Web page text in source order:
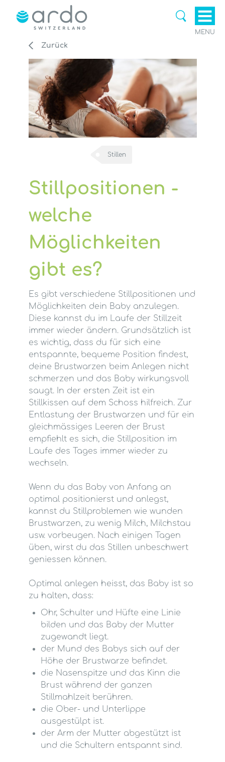
MENU
Zurück
Stillen
Stillpositionen -
welche
Möglichkeiten
gibt es?
Es gibt verschiedene Stillpositionen und
Möglichkeiten dein Baby anzulegen.
Diese kannst du im Laufe der Stillzeit
immer wieder ändern. Grundsätzlich ist
es wichtig, dass du für sich eine
entspannte, bequeme Position findest,
deine Brustwarzen beim Anlegen nicht
schmerzen und das Baby wirkungsvoll
saugt. In der ersten Zeit ist ein
Stillkissen auf dem Schoss hilfreich. Zur
Entlastung der Brustwarzen und für ein
gleichmässiges Leeren der Brust
empfiehlt es sich, die Stillposition im
Laufe des Tages immer wieder zu
wechseln.
Wenn du das Baby von Anfang an
optimal positionierst und anlegst,
kannst du Stillproblemen wie wunden
Brustwarzen, zu wenig Milch, Milchstau
usw. vorbeugen. Nach einigen Tagen
üben, wirst du das Stillen unbeschwert
geniessen können.
Optimal anlegen heisst, das Baby ist so
zu halten, dass:
Ohr, Schulter und Hüfte eine Linie
bilden und das Baby der Mutter
zugewandt liegt.
der Mund des Babys sich auf der
Höhe der Brustwarze befindet.
die Nasenspitze und das Kinn die
Brust während der ganzen
Stillmahlzeit berühren.
die Ober- und Unterlippe
ausgestülpt ist.
der Arm der Mutter abgestützt ist
und die Schultern entspannt sind.